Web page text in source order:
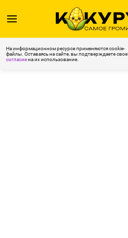
На информационном ресурсе применяются cookie-
файлы. Оставаясь на сайте, вы подтверждаете свое
согласиена их использование.